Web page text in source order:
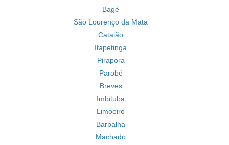
Bagé
São Lourenço da Mata
Catalão
Itapetinga
Pirapora
Parobé
Breves
Imbituba
Limoeiro
Barbalha
Machado